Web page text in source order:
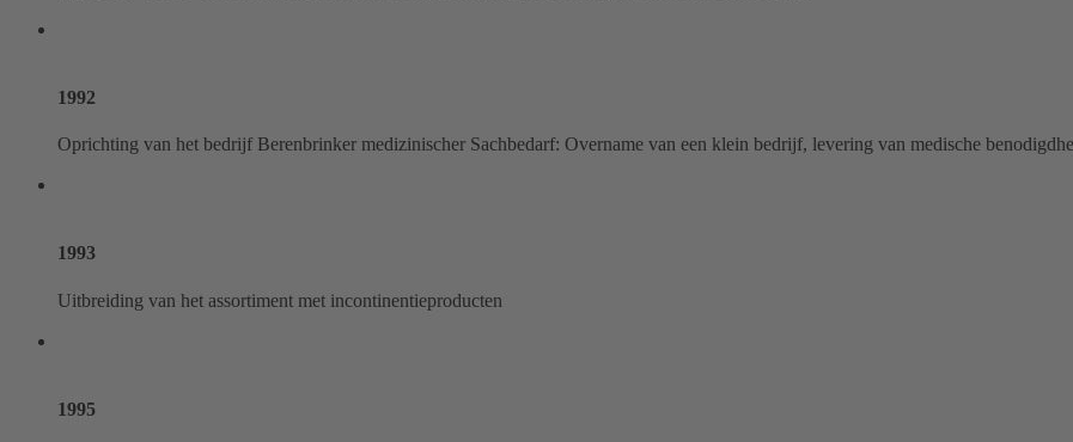
1992
Oprichting van het bedrijf Berenbrinker medizinischer Sachbedarf: Overname van een klein bedrijf, levering van medische
1993
Uitbreiding van het assortiment met incontinentieproducten
1995